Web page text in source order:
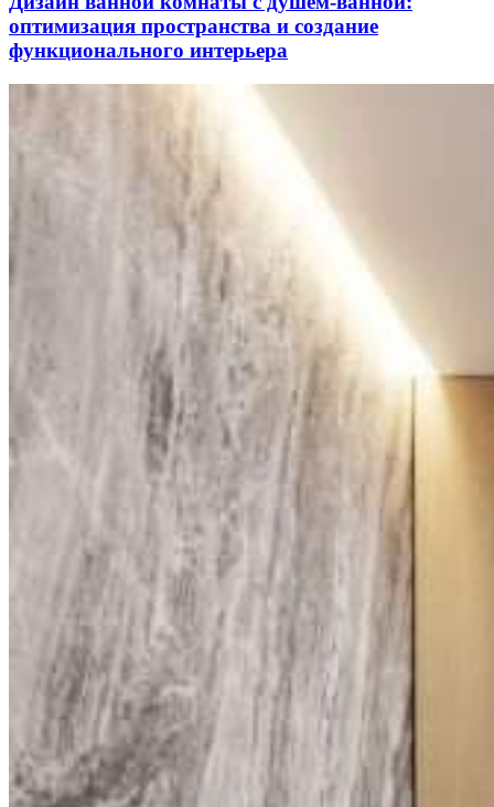
оптимизация пространства и создание
функционального интерьера